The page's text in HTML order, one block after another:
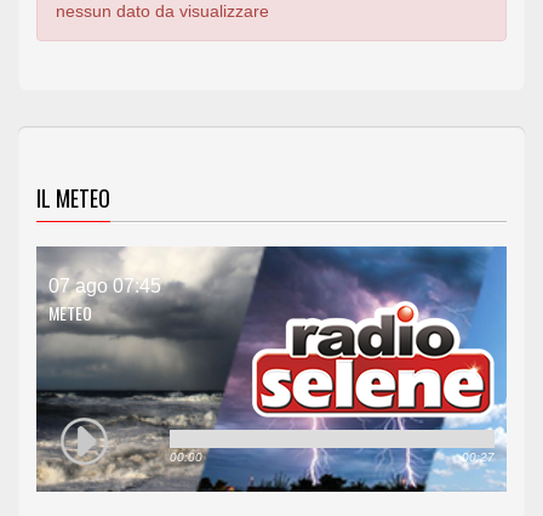
nessun dato da visualizzare
IL METEO
07 ago 07:45
METEO
00:00 00:27